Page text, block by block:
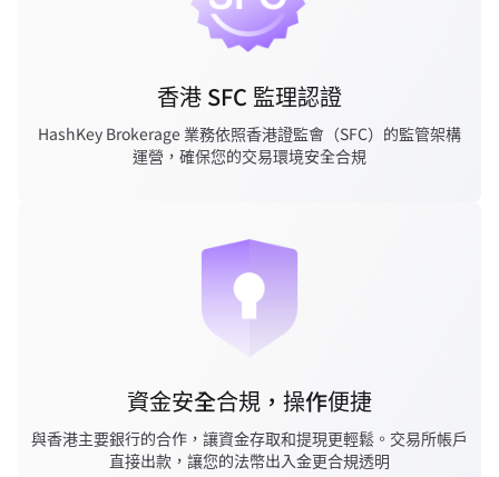
香港 SFC 監理認證
HashKey Brokerage 業務依照香港證監會（SFC）的監管架構
運營，確保您的交易環境安全合規
資金安全合規，操作便捷
與香港主要銀行的合作，讓資金存取和提現更輕鬆。交易所帳戶
直接出款，讓您的法幣出入金更合規透明